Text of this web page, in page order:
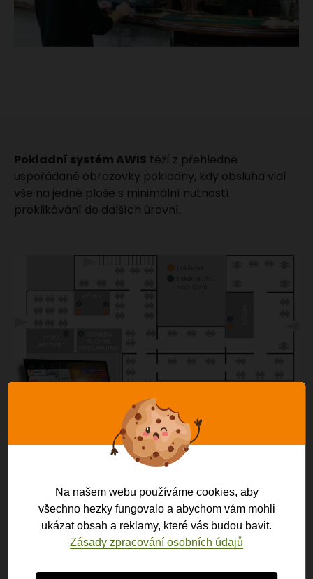
Pokladní systém AWIS těží z přehledně
uspořádané obrazovky pokladny, kdy obsluha vidí
vše na jedné ploše s minimální nutností
proklikávání do dalších úrovní.
V restauraci U Perónu je celý členitý prostor
rozdělen do čtyř základních oblastí – VÝČEP,
ATRIUM, BOXY, OSTATNÍ. Pokladny jsou napojeny na
centrální server a PC k evidenci skladů a
Na našem webu používáme cookies, aby
všechno hezky fungovalo a abychom vám mohli
ukázat obsah a reklamy, které vás budou bavit.
Zásady zpracování osobních údajů